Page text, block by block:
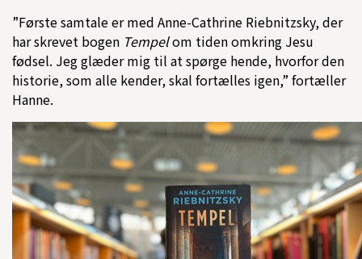
”Første samtale er med Anne-Cathrine Riebnitzsky, der
har skrevet bogen Tempelom tiden omkring Jesu
fødsel. Jeg glæder mig til at spørge hende, hvorfor den
historie, som alle kender, skal fortælles igen,” fortæller
Hanne.